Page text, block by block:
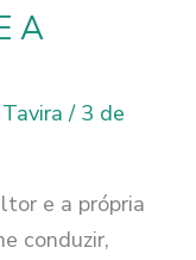
A
Tavira/ 3 de
e a própria
conduzir,